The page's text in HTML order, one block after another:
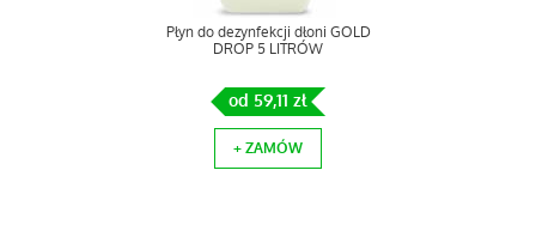
Płyn do dezynfekcji dłoni GOLD
DROP 5 LITRÓW
od 59,11 zł
+ ZAMÓW